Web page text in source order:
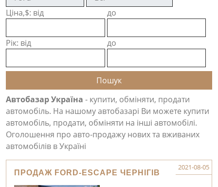
Ціна,$: від до
Рік: від до
Автобазар Україна - купити, обміняти, продати
автомобіль. На нашому автобазарі Ви можете купити
автомобіль, продати, обміняти на інші автомобілі.
Оголошення про авто-продажу нових та вживаних
автомобілів в Україні
ПРОДАЖ FORD-ESCAPE ЧЕРНІГІВ
2021-08-05